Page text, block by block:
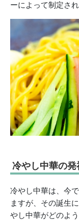
ーによって制定され
冷やし中華の発
冷やし中華は、今
ますが、その誕生
やし中華がどのよ